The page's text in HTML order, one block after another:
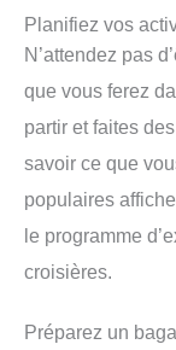
Planifiez vos
N’attendez pas
que vous ferez
partir et faites
savoir ce que
populaires
le programme
croisières.
Préparez un